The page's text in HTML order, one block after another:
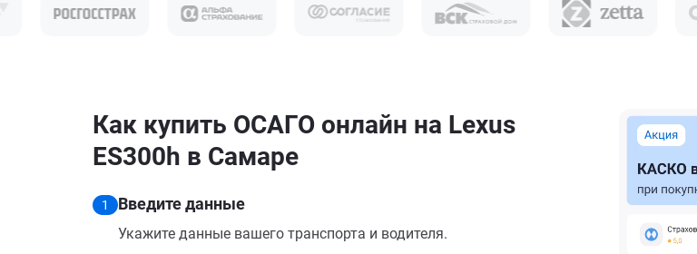
Как купить ОСАГО онлайн на Lexus
ES300h в Самаре
1 Введите данные
Укажите данные вашего транспорта и водителя.